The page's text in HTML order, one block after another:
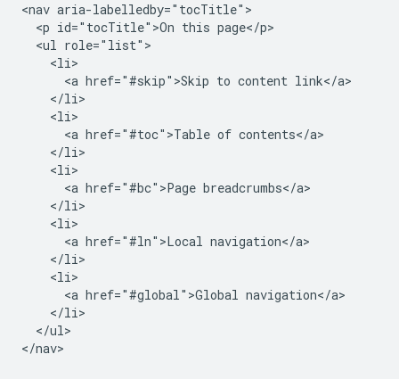
<nav aria-labelledby="tocTitle">
  <p id="tocTitle">On this page</p>
  <ul role="list">
    <li>
      <a href="#skip">Skip to content link</a>
    </li>
    <li>
      <a href="#toc">Table of contents</a>
    </li>
    <li>
      <a href="#bc">Page breadcrumbs</a>
    </li>
    <li>
      <a href="#ln">Local navigation</a>
    </li>
    <li>
      <a href="#global">Global navigation</a>
    </li>
  </ul>